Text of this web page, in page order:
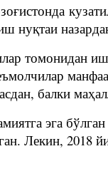
нуқтаи
томонидан
балки
эга
Лекин,